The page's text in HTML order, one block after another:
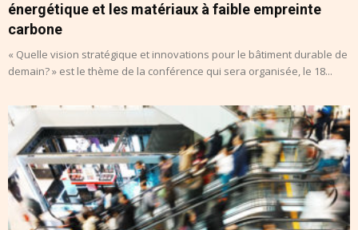
énergétique et les matériaux à faible empreinte
carbone
« Quelle vision stratégique et innovations pour le bâtiment durable de
demain? » est le thème de la conférence qui sera organisée, le 18...